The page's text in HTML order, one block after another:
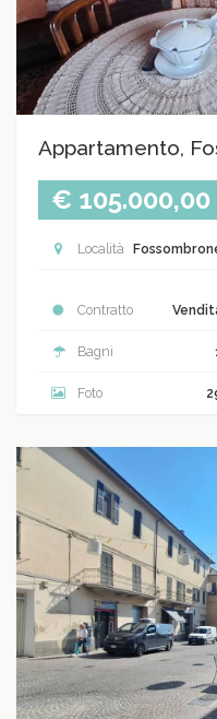
Appartamento,
€ 105.000,00
Località
Contratto
Bagni
Foto